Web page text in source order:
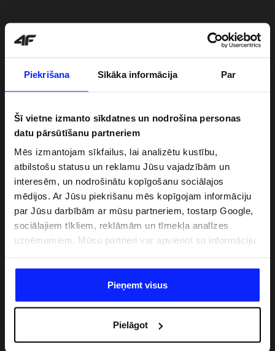
Piekrišana Sīkāka informācija Par
Šī vietne izmanto sīkdatnes un nodrošina personas
datu pārsūtīšanu partneriem
Mēs izmantojam sīkfailus, lai analizētu kustību,
atbilstošu statusu un reklamu Jūsu vajadzībām un
interesēm, un nodrošinātu kopīgošanu sociālajos
mēdijos. Ar Jūsu piekrišanu mēs kopīgojam informāciju
par Jūsu darbībām ar mūsu partneriem, tostarp Google,
sociālajiem tīkliem, reklāmām un tīmekļa analīzes
uzņēmumiem. Mūsu partneri var apvienot so informāciju
datiem, ko viņi iegūst, izmantojot viņu pakalpojumus. Ar
Jūsu atļauju, mēs varam pārsūtīt Jūsu personas datus
saviem partneriem, lai uzlabotu veidu, kadā tiek rādīta
saturu un uzlabotu mūsu partneru piedāvātos risinajumus
( piem. socialos tīklus). Detalizētu informāciju var atrast
Pieņemt visus
Pielāgot